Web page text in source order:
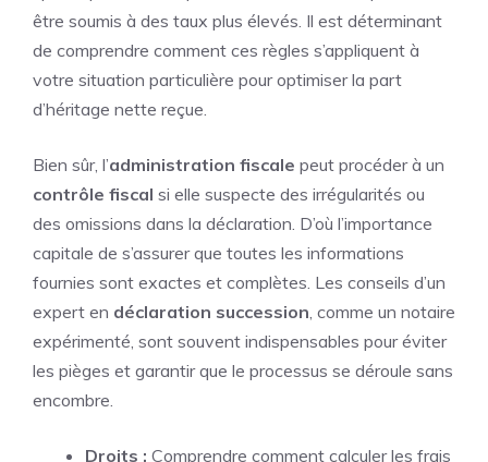
être soumis à des taux plus élevés. Il est déterminant
de comprendre comment ces règles s’appliquent à
votre situation particulière pour optimiser la part
d’héritage nette reçue.
Bien sûr, l’administration fiscale peut procéder à un
contrôle fiscal si elle suspecte des irrégularités ou
des omissions dans la déclaration. D’où l’importance
capitale de s’assurer que toutes les informations
fournies sont exactes et complètes. Les conseils d’un
expert en déclaration succession, comme un notaire
expérimenté, sont souvent indispensables pour éviter
les pièges et garantir que le processus se déroule sans
encombre.
Droits : Comprendre comment calculer les frais